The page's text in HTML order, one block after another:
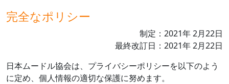
完全なポリシー
制定： 2021年2月22日
最終改訂日： 2021年2月22日
日本ムードル協会は、プライバシーポリシーを以下のよう
に定め、個人情報の適切な保護に努めます。